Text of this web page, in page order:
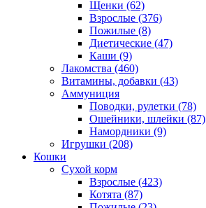
Щенки (62)
Взрослые (376)
Пожилые (8)
Диетические (47)
Каши (9)
Лакомства (460)
Витамины, добавки (43)
Аммуниция
Поводки, рулетки (78)
Ошейники, шлейки (87)
Намордники (9)
Игрушки (208)
Кошки
Сухой корм
Взрослые (423)
Котята (87)